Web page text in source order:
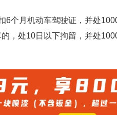
6个月机动车驾驶证，并处
，处10日以下拘留，并处